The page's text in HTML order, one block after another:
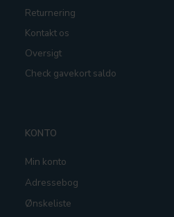
Returnering
Kontakt os
Oversigt
Check gavekort saldo
KONTO
Min konto
Adressebog
Ønskeliste